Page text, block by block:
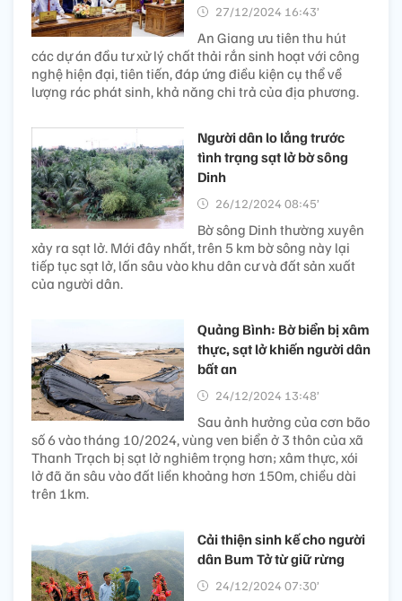
27/12/2024 16:43’
An Giang ưu tiên thu hút
các dự án đầu tư xử lý chất thải rắn sinh hoạt với công
nghệ hiện đại, tiên tiến, đáp ứng điều kiện cụ thể về
lượng rác phát sinh, khả năng chi trả của địa phương.
Người dân lo lắng trước
tình trạng sạt lở bờ sông
Dinh
26/12/2024 08:45’
Bờ sông Dinh thường xuyên
xảy ra sạt lở. Mới đây nhất, trên 5 km bờ sông này lại
tiếp tục sạt lở, lấn sâu vào khu dân cư và đất sản xuất
của người dân.
Quảng Bình: Bờ biển bị xâm
thực, sạt lở khiến người dân
bất an
24/12/2024 13:48’
Sau ảnh hưởng của cơn bão
số 6 vào tháng 10/2024, vùng ven biển ở 3 thôn của xã
Thanh Trạch bị sạt lở nghiêm trọng hơn; xâm thực, xói
lở đã ăn sâu vào đất liền khoảng hơn 150m, chiều dài
trên 1km.
Cải thiện sinh kế cho người
dân Bum Tở từ giữ rừng
24/12/2024 07:30’